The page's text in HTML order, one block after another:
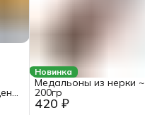
Новинка
420 ₽
Медальоны из нерки ~
200гр